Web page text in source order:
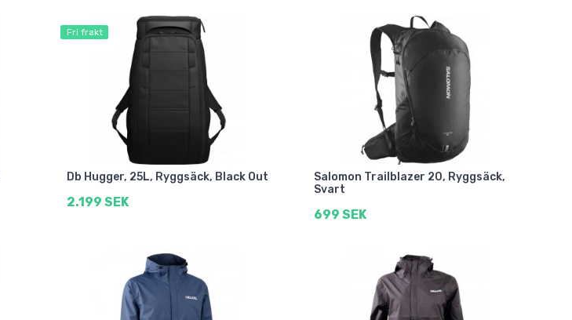
Fri frakt
Db Hugger, 25L, Ryggsäck, Black Out
2.199 SEK
Salomon Trailblazer 20, Ryggsäck,
Svart
699 SEK